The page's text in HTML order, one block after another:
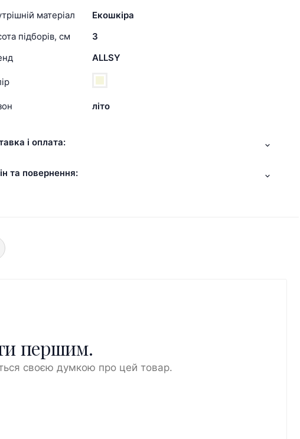
матеріал
Екошкіра
підборів, см
3
ALLSY
літо
і оплата:
та повернення:
першим.
своєю думкою про цей товар.